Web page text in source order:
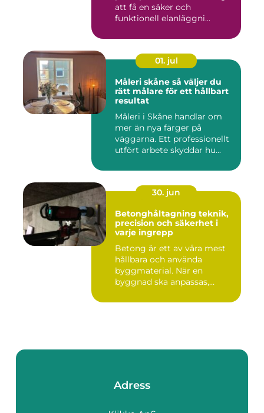
att få en säker och
funktionell elanläggni...
01. jul
Måleri skåne så väljer du
rätt målare för ett hållbart
resultat
Måleri i Skåne handlar om
mer än nya färger på
väggarna. Ett professionellt
utfört arbete skyddar hu...
30. jun
Betonghåltagning teknik,
precision och säkerhet i
varje ingrepp
Betong är ett av våra mest
hållbara och använda
byggmaterial. När en
byggnad ska anpassas,
Adress